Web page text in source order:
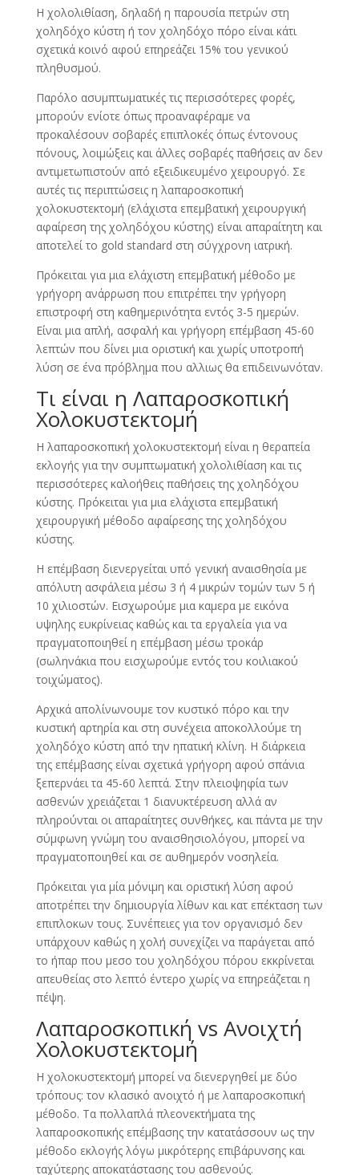
Η χολολιθίαση, δηλαδή η παρουσία πετρών στη
χοληδόχο κύστη ή τον χοληδόχο πόρο είναι κάτι
σχετικά κοινό αφού επηρεάζει 15% του γενικού
πληθυσμού.
Παρόλο ασυμπτωματικές τις περισσότερες φορές,
μπορούν ενίοτε όπως προαναφέραμε να
προκαλέσουν σοβαρές επιπλοκές όπως έντονους
πόνους, λοιμώξεις και άλλες σοβαρές παθήσεις αν δεν
αντιμετωπιστούν από εξειδικευμένο χειρουργό. Σε
αυτές τις περιπτώσεις η λαπαροσκοπική
χολοκυστεκτομή (ελάχιστα επεμβατική χειρουργική
αφαίρεση της χοληδόχου κύστης) είναι απαραίτητη και
αποτελεί το gold standard στη σύγχρονη ιατρική.
Πρόκειται για μια ελάχιστη επεμβατική μέθοδο με
γρήγορη ανάρρωση που επιτρέπει την γρήγορη
επιστροφή στη καθημερινότητα εντός 3-5 ημερών.
Είναι μια απλή, ασφαλή και γρήγορη επέμβαση 45-60
λεπτών που δίνει μια οριστική και χωρίς υποτροπή
λύση σε ένα πρόβλημα που αλλιως θα επιδεινωνόταν.
Τι είναι η Λαπαροσκοπική
Χολοκυστεκτομή
Η λαπαροσκοπική χολοκυστεκτομή είναι η θεραπεία
εκλογής για την συμπτωματική χολολιθίαση και τις
περισσότερες καλοήθεις παθήσεις της χοληδόχου
κύστης. Πρόκειται για μια ελάχιστα επεμβατική
χειρουργική μέθοδο αφαίρεσης της χοληδόχου
κύστης.
Η επέμβαση διενεργείται υπό γενική αναισθησία με
απόλυτη ασφάλεια μέσω 3 ή 4 μικρών τομών των 5 ή
10 χιλιοστών. Εισχωρούμε μια καμερα με εικόνα
υψηλης ευκρίνειας καθώς και τα εργαλεία για να
πραγματοποιηθεί η επέμβαση μέσω τροκάρ
(σωληνάκια που εισχωρούμε εντός του κοιλιακού
τοιχώματος).
Αρχικά απολίνωνουμε τον κυστικό πόρο και την
κυστική αρτηρία και στη συνέχεια αποκολλούμε τη
χοληδόχο κύστη από την ηπατική κλίνη. Η διάρκεια
της επέμβασης είναι σχετικά γρήγορη αφού σπάνια
ξεπερνάει τα 45-60 λεπτά. Στην πλειοψηφία των
ασθενών χρειάζεται 1 διανυκτέρευση αλλά αν
πληρούνται οι απαραίτητες συνθήκες, και πάντα με την
σύμφωνη γνώμη του αναισθησιολόγου, μπορεί να
πραγματοποιηθεί και σε αυθημερόν νοσηλεία.
Πρόκειται για μία μόνιμη και οριστική λύση αφού
αποτρέπει την δημιουργία λίθων και κατ επέκταση των
επιπλοκων τους. Συνέπειες για τον οργανισμό δεν
υπάρχουν καθώς η χολή συνεχίζει να παράγεται από
το ήπαρ που μεσο του χοληδόχου πόρου εκκρίνεται
απευθείας στο λεπτό έντερο χωρίς να επηρεάζεται η
πέψη.
Λαπαροσκοπική vs Ανοιχτή
Χολοκυστεκτομή
Η χολοκυστεκτομή μπορεί να διενεργηθεί με δύο
τρόπους: τον κλασικό ανοιχτό ή με λαπαροσκοπική
μέθοδο. Τα πολλαπλά πλεονεκτήματα της
λαπαροσκοπικής επέμβασης την κατατάσσουν ως την
μέθοδο εκλογής λόγω μικρότερης επιβάρυνσης και
ταχύτερης αποκατάστασης του ασθενούς.